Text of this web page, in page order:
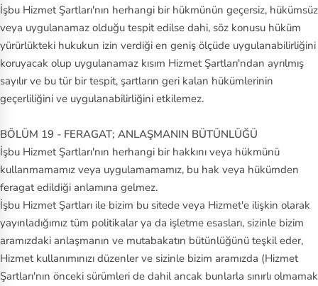
İşbu Hizmet Şartları'nın herhangi bir hükmünün geçersiz, hükümsüz
veya uygulanamaz olduğu tespit edilse dahi, söz konusu hüküm
yürürlükteki hukukun izin verdiği en geniş ölçüde uygulanabilirliğini
koruyacak olup uygulanamaz kısım Hizmet Şartları'ndan ayrılmış
sayılır ve bu tür bir tespit, şartların geri kalan hükümlerinin
geçerliliğini ve uygulanabilirliğini etkilemez.
BÖLÜM 19 - FERAGAT; ANLAŞMANIN BÜTÜNLÜĞÜ
İşbu Hizmet Şartları'nın herhangi bir hakkını veya hükmünü
kullanmamamız veya uygulamamamız, bu hak veya hükümden
feragat edildiği anlamına gelmez.
İşbu Hizmet Şartları ile bizim bu sitede veya Hizmet'e ilişkin olarak
yayınladığımız tüm politikalar ya da işletme esasları, sizinle bizim
aramızdaki anlaşmanın ve mutabakatın bütünlüğünü teşkil eder,
Hizmet kullanımınızı düzenler ve sizinle bizim aramızda (Hizmet
Şartları'nın önceki sürümleri de dahil ancak bunlarla sınırlı olmamak